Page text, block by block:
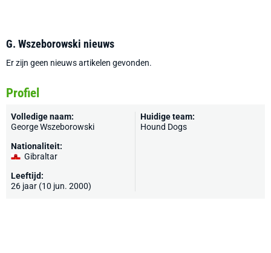
G. Wszeborowski nieuws
Er zijn geen nieuws artikelen gevonden.
Profiel
Volledige naam:
George Wszeborowski
Nationaliteit:
Gibraltar
Leeftijd:
26 jaar (10 jun. 2000)
Huidige team:
Hound Dogs